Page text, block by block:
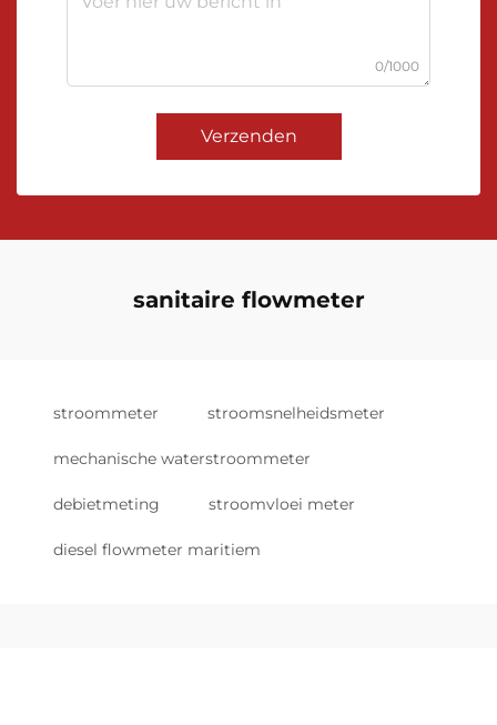
0/1000
Verzenden
sanitaire flowmeter
stroommeter stroomsnelheidsmeter
mechanische waterstroommeter
debietmeting stroomvloei meter
diesel flowmeter maritiem